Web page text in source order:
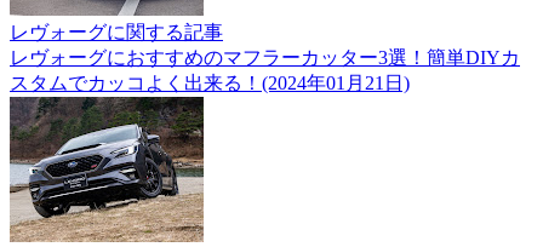
レヴォーグに関する記事
レヴォーグにおすすめのマフラーカッター3選！簡単DIYカ
スタムでカッコよく出来る！(2024年01月21日)